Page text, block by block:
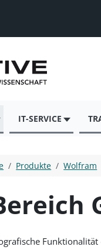
IT-SERVICE
Produkte Wolfram